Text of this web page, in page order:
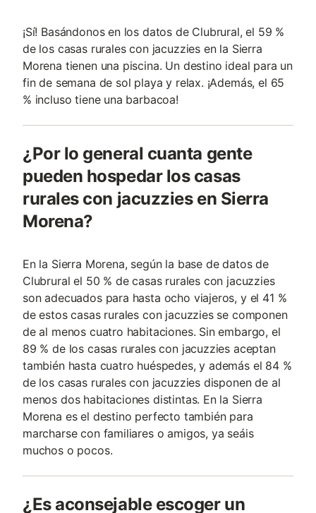
¡Sí! Basándonos en los datos de Clubrural, el 59 %
de los casas rurales con jacuzzies en la Sierra
Morena tienen una piscina. Un destino ideal para un
fin de semana de sol playa y relax. ¡Además, el 65
% incluso tiene una barbacoa!
¿Por lo general cuanta gente
pueden hospedar los casas
rurales con jacuzzies en Sierra
Morena?
En la Sierra Morena, según la base de datos de
Clubrural el 50 % de casas rurales con jacuzzies
son adecuados para hasta ocho viajeros, y el 41 %
de estos casas rurales con jacuzzies se componen
de al menos cuatro habitaciones. Sin embargo, el
89 % de los casas rurales con jacuzzies aceptan
también hasta cuatro huéspedes, y además el 84 %
de los casas rurales con jacuzzies disponen de al
menos dos habitaciones distintas. En la Sierra
Morena es el destino perfecto también para
marcharse con familiares o amigos, ya seáis
muchos o pocos.
¿Es aconsejable escoger un